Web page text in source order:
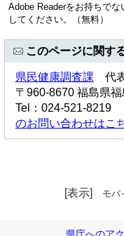
Adobe Readerをお持ちで
してください。（無料）
このページに関す
県民健康調査課 代
〒960-8670 福島県
Tel：024-521-
のお問い合わせはこ
[表示] モバ